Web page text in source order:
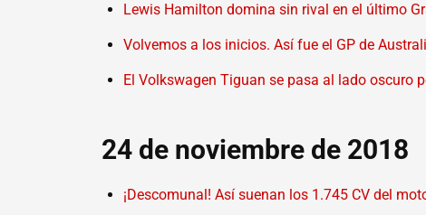
Lewis Hamilton domina sin rival en el último
Volvemos a los inicios. Así fue el GP de
El Volkswagen Tiguan se pasa al lado oscuro
24 de noviembre de 2018
¡Descomunal! Así suenan los 1.745 CV del